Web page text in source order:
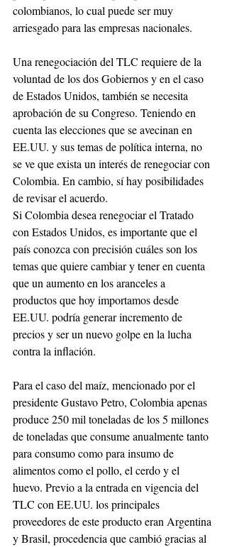
colombianos, lo cual puede ser muy
arriesgado para las empresas nacionales.
Una renegociación del TLC requiere de la
voluntad de los dos Gobiernos y en el caso
de Estados Unidos, también se necesita
aprobación de su Congreso. Teniendo en
cuenta las elecciones que se avecinan en
EE.UU. y sus temas de política interna, no
se ve que exista un interés de renegociar con
Colombia. En cambio, sí hay posibilidades
de revisar el acuerdo.
Si Colombia desea renegociar el Tratado
con Estados Unidos, es importante que el
país conozca con precisión cuáles son los
temas que quiere cambiar y tener en cuenta
que un aumento en los aranceles a
productos que hoy importamos desde
EE.UU. podría generar incremento de
precios y ser un nuevo golpe en la lucha
contra la inflación.
Para el caso del maíz, mencionado por el
presidente Gustavo Petro, Colombia apenas
produce 250 mil toneladas de los 5 millones
de toneladas que consume anualmente tanto
para consumo como para insumo de
alimentos como el pollo, el cerdo y el
huevo. Previo a la entrada en vigencia del
TLC con EE.UU. los principales
proveedores de este producto eran Argentina
y Brasil, procedencia que cambió gracias al